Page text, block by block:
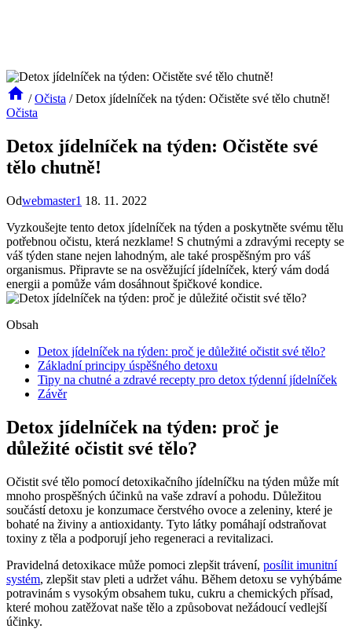
/ Očista / Detox jídelníček na týden: Očistěte své tělo chutně!
Očista
Detox jídelníček na týden: Očistěte své
tělo chutně!
Odwebmaster1 18. 11. 2022
Vyzkoušejte tento detox jídelníček na týden a poskytněte svému tělu
potřebnou očistu, která nezklame! S chutnými a zdravými recepty se
váš týden stane nejen lahodným, ale také prospěšným pro váš
organismus. Připravte se na osvěžující jídelníček, který vám dodá
energii a pomůže vám dosáhnout špičkové kondice.
Obsah
Detox jídelníček na týden: proč je důležité očistit své tělo?
Základní principy úspěšného detoxu
Tipy na chutné a zdravé recepty pro detox týdenní jídelníček
Závěr
Detox jídelníček na týden: proč je
důležité očistit své tělo?
Očistit své tělo pomocí detoxikačního jídelníčku na týden může mít
mnoho prospěšných účinků na vaše zdraví a pohodu. Důležitou
součástí detoxu je konzumace čerstvého ovoce a zeleniny, které je
bohaté na živiny a antioxidanty. Tyto látky pomáhají odstraňovat
toxiny z těla a podporují jeho regeneraci a revitalizaci.
Pravidelná detoxikace může pomoci zlepšit trávení, posílit imunitní
systém, zlepšit stav pleti a udržet váhu. Během detoxu se vyhýbáme
potravinám s vysokým obsahem tuku, cukru a chemických přísad,
které mohou zatěžovat naše tělo a způsobovat nežádoucí vedlejší
účinky.